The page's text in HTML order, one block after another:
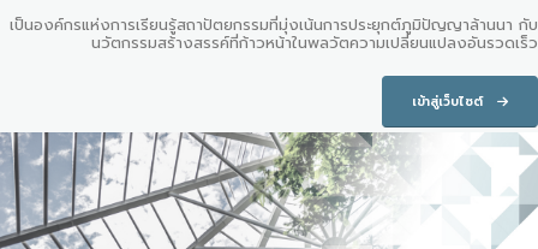
เป็นองค์กรแห่งการเรียนรู้สถาปัตยกรรมที่มุ่งเน้นการประยุกต์ภูมิปัญญาล้านนา กับ
นวัตกรรมสร้างสรรค์ที่ก้าวหน้าในพลวัตความเปลี่ยนแปลงอันรวดเร็ว
เข้าสู่เว็บไซต์